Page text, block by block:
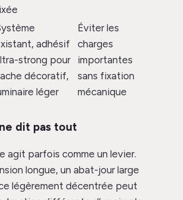
adhésif
strong pour
décoratif,
léger
Éviter les
charges
importantes
sans fixation
mécanique
dit pas tout
agit parfois comme un levier.
longue, un abat-jour large
légèrement décentrée peut